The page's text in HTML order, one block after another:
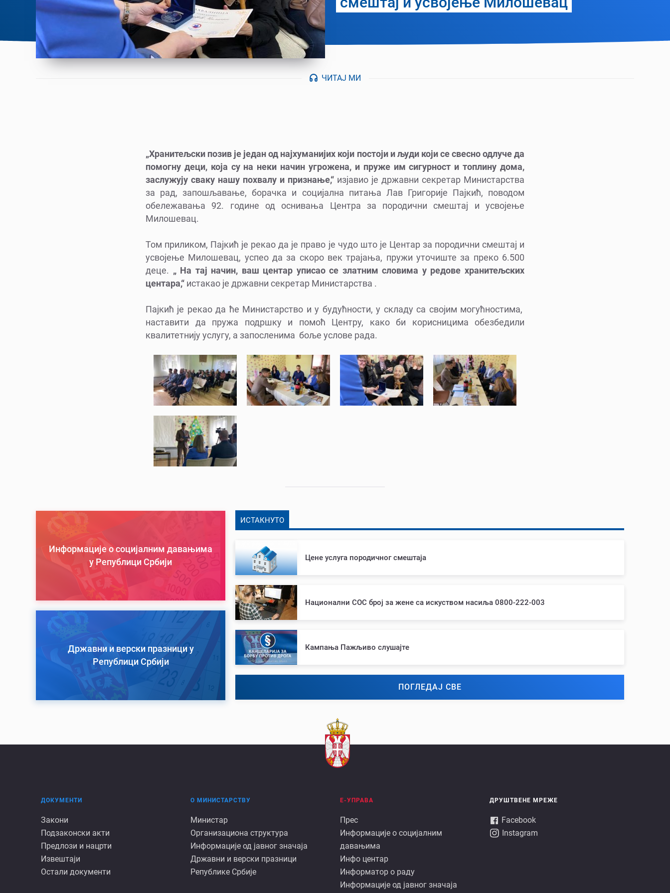
ЧИТАЈ МИ
„Хранитељски позив је један од најхуманијих који постоји и људи који се свесно одлуче да
помогну деци, која су на неки начин угрожена, и пруже им сигурност и топлину дома,
заслужују сваку нашу похвалу и признање,“ изјавио је државни секретар Министарства
за рад, запошљавање, борачка и социјална питања Лав Григорије Пајкић, поводом
обележавања 92. године од оснивања Центра за породични смештај и усвојење
Милошевац.
Том приликом, Пајкић је рекао да је право је чудо што је Центар за породични смештај и
усвојење Милошевац, успео да за скоро век трајања, пружи уточиште за преко 6.500
деце. „ На тај начин, ваш центар уписао се златним словима у редове хранитељских
центара,“ истакао је државни секретар Министарства .
Пајкић је рекао да ће Министарство и у будућности, у складу са својим могућностима,
наставити да пружа подршку и помоћ Центру, како би корисницима обезбедили
квалитетнију услугу, а запосленима боље услове рада.
Информације о социјалним давањима
у Републици Србији
Државни и верски празници у
Републици Србији
ИСТАКНУТО
Цене услуга породичног смештаја
Национални СОС број за жене са искуством насиља 0800-222-003
Кампања Пажљиво слушајте
ПОГЛЕДАЈ СВЕ
Документи
ДОКУМЕНТИ
Закони
Подзаконски акти
Предлози и нацрти
Извештаји
Остали документи
О
министарству
О МИНИСТАРСТВУ
Министар
Организациона структура
Информације од јавног значаја
Државни и верски празници
Републике Србије
Е
управа
Е-УПРАВА
Прес
Информације о социјалним
давањима
Инфо центар
Информатор о раду
Информације од јавног значаја
ДРУШТВЕНЕ МРЕЖЕ
Facebook
Instagram